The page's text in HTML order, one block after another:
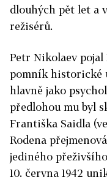
dlouhých pět let a
režisérů.
Petr Nikolaev
pomník historické
hlavně jako
předlohou mu byl
Františka Saidla
Rodena
jediného
10. června 1942